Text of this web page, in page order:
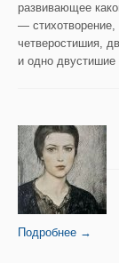
развивающее
— стихотворение,
четверостишия,
и одно
Подробнее →